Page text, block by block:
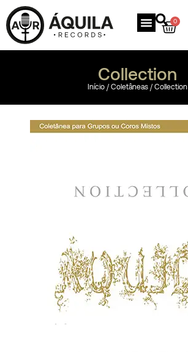
0
Collection
Início/ Coletâneas/ Collection